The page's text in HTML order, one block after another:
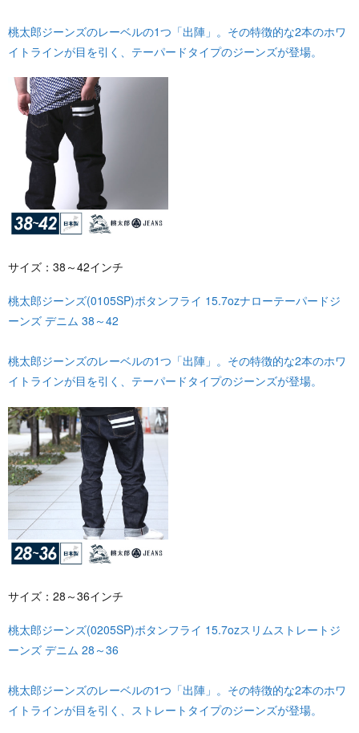
桃太郎ジーンズのレーベルの1つ「出陣」。その特徴的な2本のホワ
イトラインが目を引く、テーパードタイプのジーンズが登場。
サイズ：38～42インチ
桃太郎ジーンズ(0105SP)ボタンフライ 15.7ozナローテーパードジ
ーンズ デニム 38～42
桃太郎ジーンズのレーベルの1つ「出陣」。その特徴的な2本のホワ
イトラインが目を引く、テーパードタイプのジーンズが登場。
サイズ：28～36インチ
桃太郎ジーンズ(0205SP)ボタンフライ 15.7ozスリムストレートジ
ーンズ デニム 28～36
桃太郎ジーンズのレーベルの1つ「出陣」。その特徴的な2本のホワ
イトラインが目を引く、ストレートタイプのジーンズが登場。